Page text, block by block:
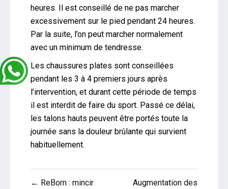
heures. Il est conseillé de ne pas marcher
excessivement sur le pied pendant 24 heures.
Par la suite, l’on peut marcher normalement
avec un minimum de tendresse.
Les chaussures plates sont conseillées
pendant les 3 à 4 premiers jours après
l’intervention, et durant cette période de temps
il est interdit de faire du sport. Passé ce délai,
les talons hauts peuvent être portés toute la
journée sans la douleur brûlante qui survient
habituellement.
Navigation
← ReBorn : mincir
Augmentation des